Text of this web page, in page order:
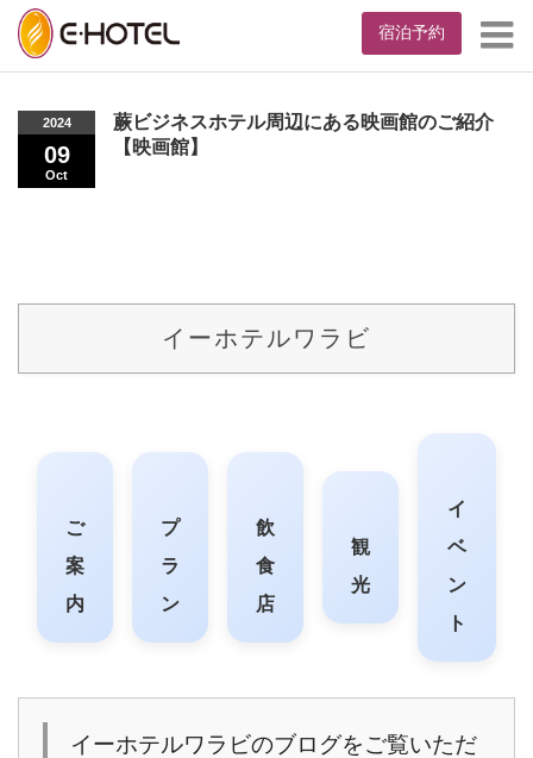
宿泊予約
Home お知らせ
蕨ビジネスホテル周辺にある映画館のご紹介【映画
館】
2024
09
Oct
蕨ビジネスホテル周辺にある映画館のご紹介
【映画館】
イーホテルワラビ
ご
案
内
プ
ラ
ン
飲
食
店
観
光
イ
ベ
ン
ト
イーホテルワラビのブログをご覧いただ